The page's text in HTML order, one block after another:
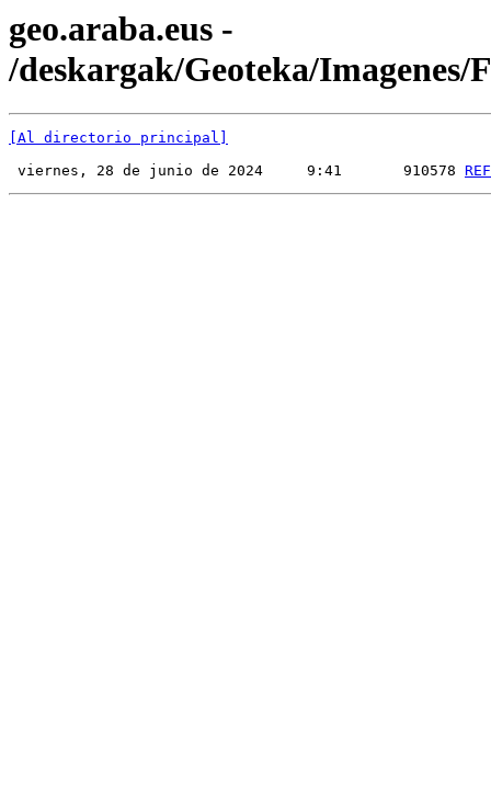
geo.araba.eus -
/deskargak/Geoteka/Imagenes/
[Al directorio principal]
viernes, 28 de junio de 2024     9:41       910578